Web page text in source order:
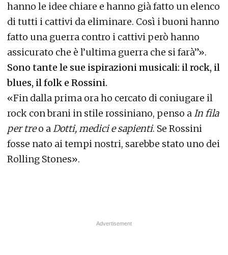
hanno le idee chiare e hanno già fatto un elenco
di tutti i cattivi da eliminare. Così i buoni hanno
fatto una guerra contro i cattivi però hanno
assicurato che è l’ultima guerra che si farà”».
Sono tante le sue ispirazioni musicali: il rock, il
blues, il folk e Rossini.
«Fin dalla prima ora ho cercato di coniugare il
rock con brani in stile rossiniano, penso aIn fila
per treo aDotti, medici e sapienti. Se Rossini
fosse nato ai tempi nostri, sarebbe stato uno dei
Rolling Stones».